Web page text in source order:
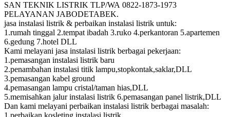
SAN TEKNIK LISTRIK TLP/WA 0822-1873-1973
PELAYANAN JABODETABEK.
jasa instalasi listrik & perbaikan instalasi listrik untuk:
1.rumah tinggal 2.tempat ibadah 3.ruko 4.perkantoran 5.apartemen
6.gedung 7.hotel DLL
Kami melayani jasa instalasi listrik berbagai pekerjaan:
1.pemasangan instalasi listrik baru
2.penambahan instalasi titik lampu,stopkontak,saklar,DLL
3.pemasangan kabel ground
4.pemasangan lampu cristal/taman hias,DLL
5.memisahkan jalur instalasi listrik 6.pemasangan panel listrik,DLL
Dan kami melayani perbaikan instalasi listrik berbagai masalah: